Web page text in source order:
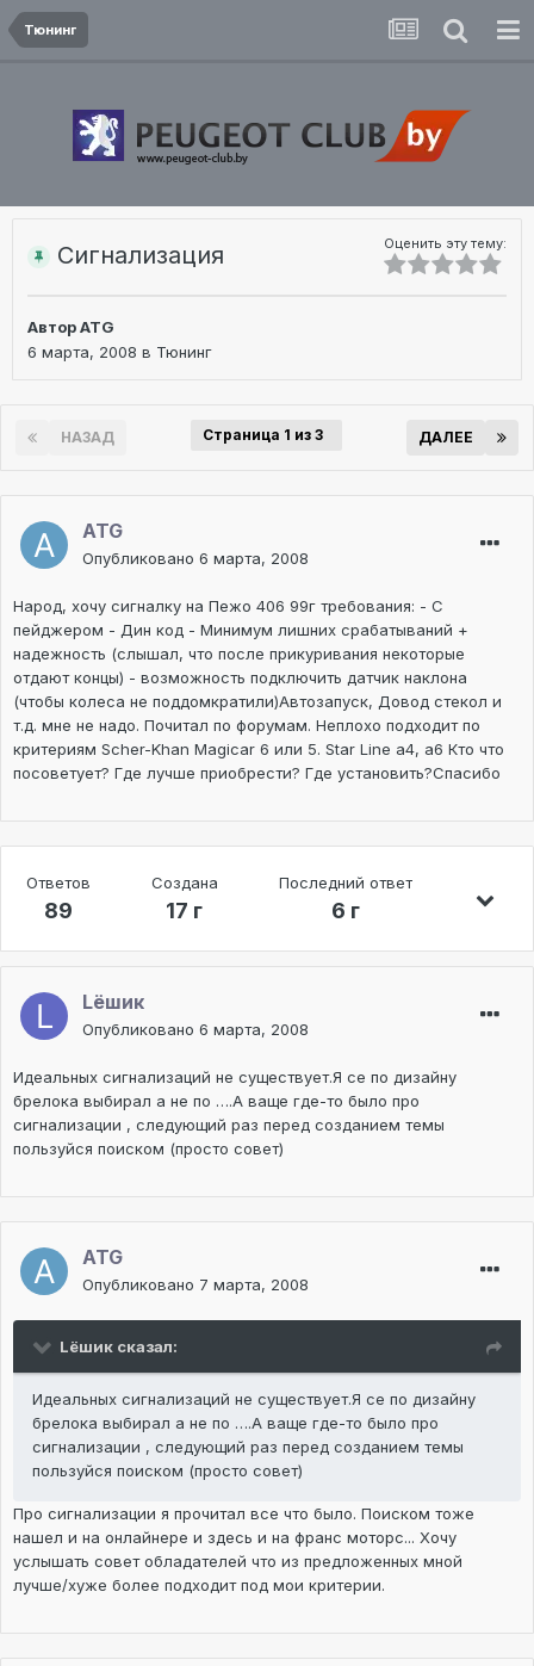
Тюнинг
Сигнализация Оценить эту тему:
АвторATG
6 марта, 2008 в Тюнинг
НАЗАД ДАЛЕЕ
Страница 1 из 3
ATG
Опубликовано 6 марта, 2008
Народ, хочу сигналку на Пежо 406 99г требования: - С
пейджером - Дин код - Минимум лишних срабатываний +
надежность (слышал, что после прикуривания некоторые
отдают концы) - возможность подключить датчик наклона
(чтобы колеса не поддомкратили)Автозапуск, Довод стекол и
т.д. мне не надо. Почитал по форумам. Неплохо подходит по
критериям Scher-Khan Magicar 6 или 5. Star Line a4, a6 Кто что
посоветует? Где лучше приобрести? Где установить?Спасибо
Ответов
89
Создана
17 г
Последний ответ
6 г
Lёшик
Опубликовано 6 марта, 2008
Идеальных сигнализаций не существует.Я се по дизайну
брелока выбирал а не по ….А ваще где-то было про
сигнализации , следующий раз перед созданием темы
пользуйся поиском (просто совет)
ATG
Опубликовано 7 марта, 2008
Lёшик сказал:
Идеальных сигнализаций не существует.Я се по дизайну
брелока выбирал а не по ….А ваще где-то было про
сигнализации , следующий раз перед созданием темы
пользуйся поиском (просто совет)
Про сигнализации я прочитал все что было. Поиском тоже
нашел и на онлайнере и здесь и на франс моторс... Хочу
услышать совет обладателей что из предложенных мной
лучше/хуже более подходит под мои критерии.